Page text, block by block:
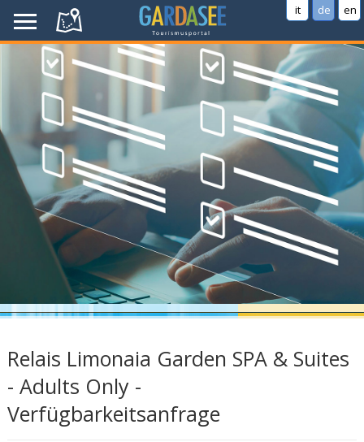
it de en
Relais Limonaia Garden SPA & Suites
- Adults Only -
Verfügbarkeitsanfrage